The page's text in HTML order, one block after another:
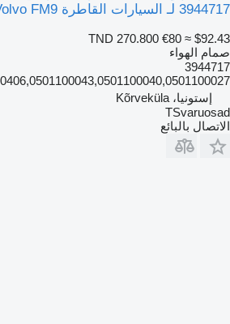
3944717 لـ السيارات القاطرة Volvo FM9
TND 270.800 €80 ≈ $92.43
صمام الهواء
3944717
إستونيا، Kõrveküla
TSvaruosad
الاتصال بالبائع